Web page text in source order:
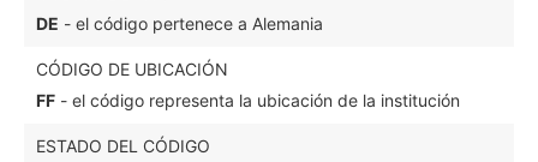
DE - el código pertenece a Alemania
CÓDIGO DE UBICACIÓN
FF - el código representa la ubicación de la institución
ESTADO DEL CÓDIGO